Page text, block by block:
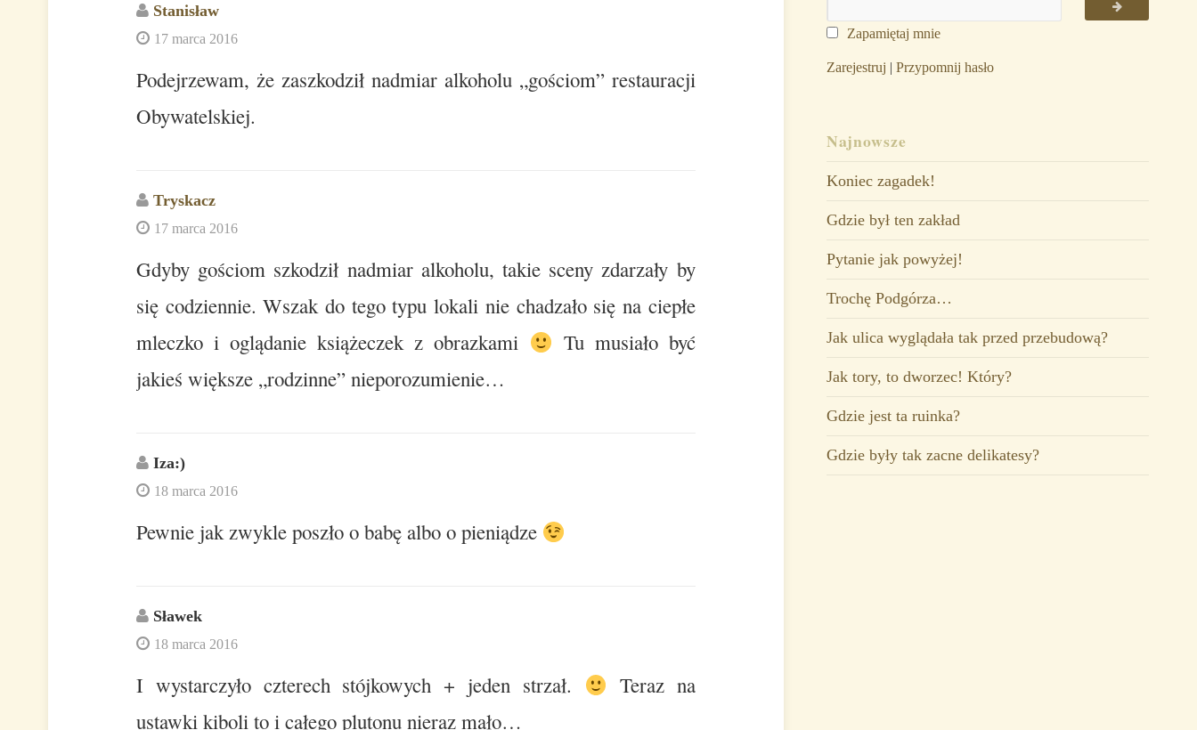
Stanisław
17 marca 2016
Podejrzewam, że zaszkodził nadmiar alkoholu „gościom” restauracji
Obywatelskiej.
Tryskacz
17 marca 2016
Gdyby gościom szkodził nadmiar alkoholu, takie sceny zdarzały by
się codziennie. Wszak do tego typu lokali nie chadzało się na ciepłe
mleczko i oglądanie książeczek z obrazkami
Tu musiało być
jakieś większe „rodzinne” nieporozumienie…
Iza:)
18 marca 2016
Pewnie jak zwykle poszło o babę albo o pieniądze
Sławek
18 marca 2016
I wystarczyło czterech stójkowych + jeden strzał.
Teraz na
ustawki kiboli to i całego plutonu nieraz mało…
Zapamiętaj mnie
Zarejestruj | Przypomnij hasło
Najnowsze
Koniec zagadek!
Gdzie był ten zakład
Pytanie jak powyżej!
Trochę Podgórza…
Jak ulica wyglądała tak przed przebudową?
Jak tory, to dworzec! Który?
Gdzie jest ta ruinka?
Gdzie były tak zacne delikatesy?